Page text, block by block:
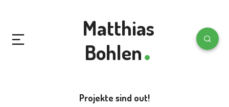
Matthias
Bohlen
Projekte sind out!